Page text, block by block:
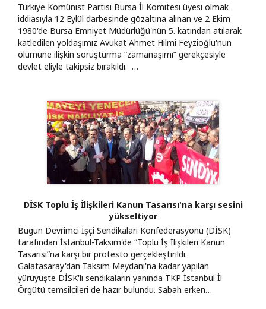
Türkiye Komünist Partisi Bursa İl Komitesi üyesi olmak
iddiasıyla 12 Eylül darbesinde gözaltına alınan ve 2 Ekim
1980'de Bursa Emniyet Müdürlüğü'nün 5. katından atılarak
katledilen yoldaşımız Avukat Ahmet Hilmi Feyzioğlu'nun
ölümüne ilişkin soruşturma “zamanaşımı” gerekçesiyle
devlet eliyle takipsiz bırakıldı. …
DİSK Toplu İş İlişkileri Kanun Tasarısı'na karşı sesini
yükseltiyor
Bugün Devrimci İşçi Sendikaları Konfederasyonu (DİSK)
tarafından İstanbul-Taksim'de “Toplu İş İlişkileri Kanun
Tasarısı”na karşı bir protesto gerçekleştirildi.
Galatasaray'dan Taksim Meydanı'na kadar yapılan
yürüyüşte DİSK'li sendikaların yanında TKP İstanbul İl
Örgütü temsilcileri de hazır bulundu. Sabah erken…